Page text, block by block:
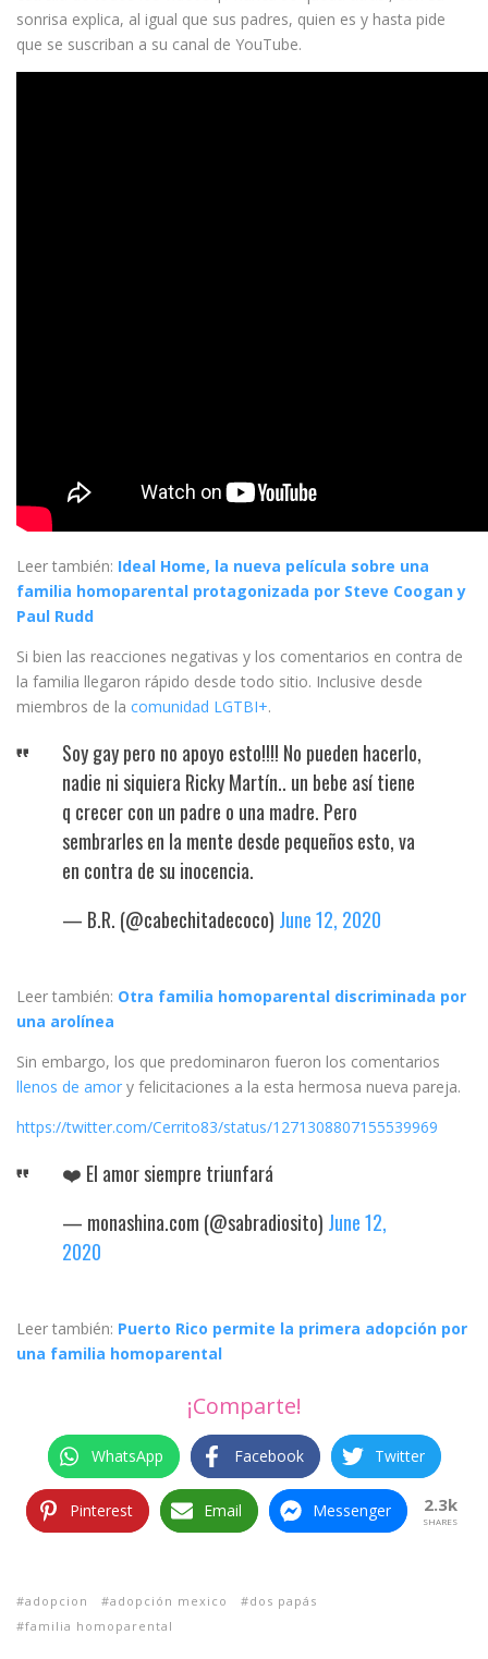
sonrisa explica, al igual que sus padres, quien es y hasta pide
que se suscriban a su canal de YouTube.
Leer también: Ideal Home, la nueva película sobre una
familia homoparental protagonizada por Steve Coogan y
Paul Rudd
Si bien las reacciones negativas y los comentarios en contra de
la familia llegaron rápido desde todo sitio. Inclusive desde
miembros de la comunidad LGTBI+.
Soy gay pero no apoyo esto!!!! No pueden hacerlo,
nadie ni siquiera Ricky Martín.. un bebe así tiene
q crecer con un padre o una madre. Pero
sembrarles en la mente desde pequeños esto, va
en contra de su inocencia.
— B.R. (@cabechitadecoco) June 12, 2020
Leer también: Otra familia homoparental discriminada por
una arolínea
Sin embargo, los que predominaron fueron los comentarios
llenos de amor y felicitaciones a la esta hermosa nueva pareja.
https://twitter.com/Cerrito83/status/1271308807155539969
❤️ El amor siempre triunfará
— monashina.com (@sabradiosito) June 12,
2020
Leer también: Puerto Rico permite la primera adopción por
una familia homoparental
¡Comparte!
WhatsApp Facebook Twitter
Pinterest Email Messenger 2.3k
SHARES
adopcion adopción mexico
dos papás
familia homoparental